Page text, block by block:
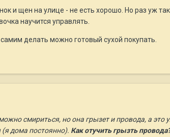
и щен на улице - не есть хорошо. Но раз уж
научится управлять.
делать можно готовый сухой покупать.
смириться, но она грызет и провода, а
дома постоянно). Как отучить грызть